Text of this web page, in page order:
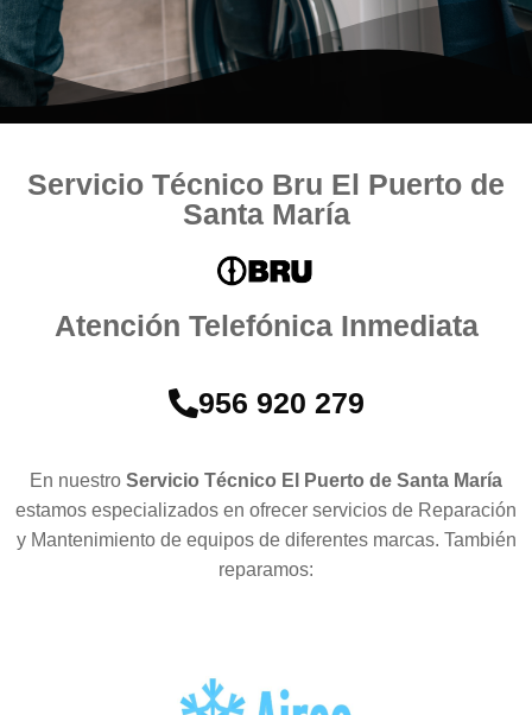
Servicio Técnico Bru El Puerto de
Santa María
Atención Telefónica Inmediata
956 920 279
En nuestro Servicio Técnico El Puerto de Santa María
estamos especializados en ofrecer servicios de Reparación
y Mantenimiento de equipos de diferentes marcas. También
reparamos: